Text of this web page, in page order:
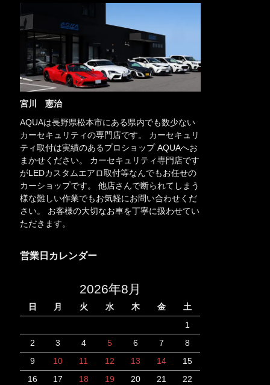
宮川 憲治
AQUAは長野県松本市にある県内でも数少ない
カーセキュリティの専門店です。 カーセキュリ
ティ取付は実績のあるプロショップ AQUAへお
まかせください。 カーセキュリティ専門店です
がLEDカスタムエアロ取付等なんでもお任せの
カーショップです。 他店さんで断られてしまう
様な難しい作業でもお気軽にお問い合わせくだ
さい。 お客様の大切なお車を丁寧に扱わせてい
ただきます。
営業日カレンダー
2026年8月
日 月 火 水 木 金
土
1
2
3 4 5 6 7
8
9
10 11 12 13 14
15
16
17 18 19 20 21
22